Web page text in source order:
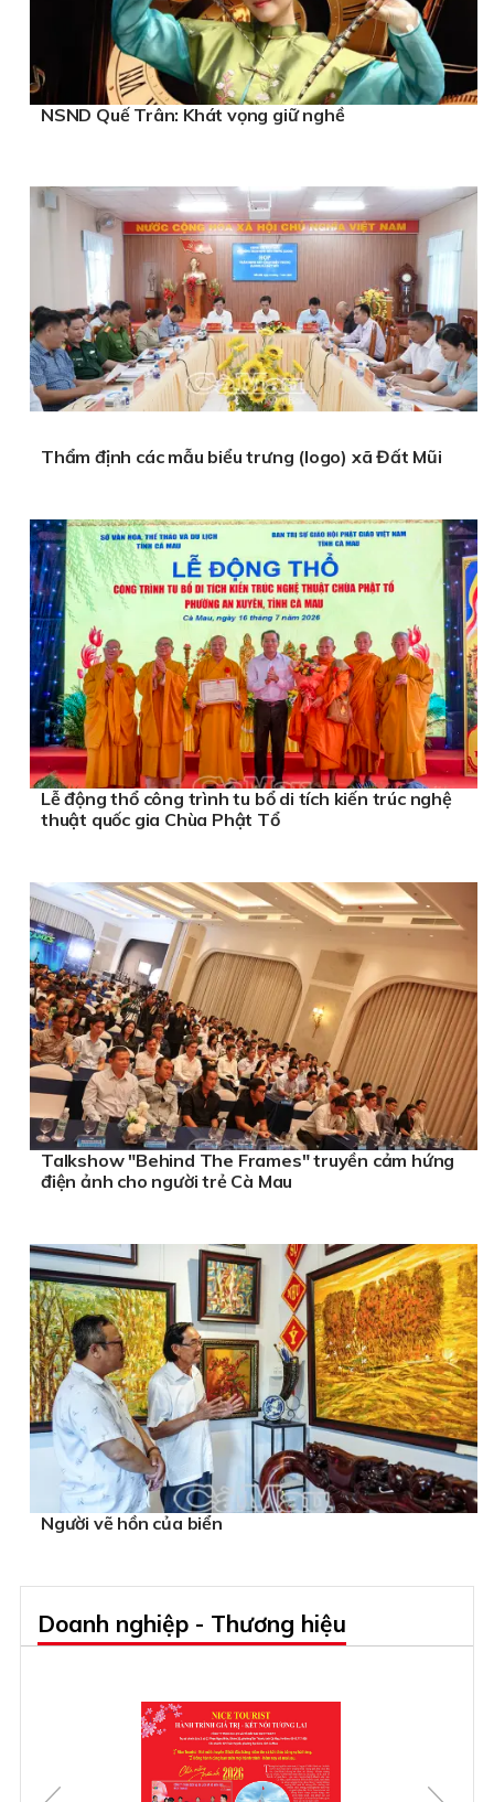
NSND Quế Trân: Khát vọng giữ nghề
Thẩm định các mẫu biểu trưng (logo) xã Đất Mũi
Lễ động thổ công trình tu bổ di tích kiến trúc nghệ
thuật quốc gia Chùa Phật Tổ
Talkshow "Behind The Frames" truyền cảm hứng
điện ảnh cho người trẻ Cà Mau
Người vẽ hồn của biển
Doanh nghiệp - Thương hiệu